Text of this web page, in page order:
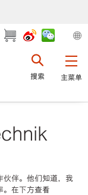
主菜单
搜索
伙伴。他们知道，我
。在下方查看